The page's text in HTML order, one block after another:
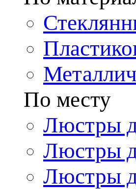
По месту
Люстры
Люстры
Люстры